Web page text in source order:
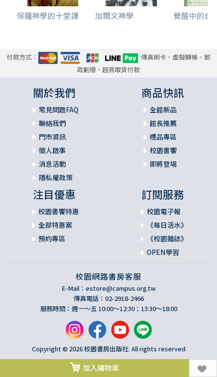
保羅神學的十堂課 加爾文神學 覺醒中的自
付款方式：
傳真刷卡、虛擬轉帳、郵
政劃撥、超商取貨付款
關於我們
常見問題FAQ
聯絡我們
門市資訊
徵人啟事
消息活動
隱私權政策
商品快訊
全館新品
館長推薦
禮品專區
校園書饗
即將登場
注目優惠
校園書饗特惠
全部特惠案
預約專區
訂閱服務
校園電子報
《每日活水》
《校園雜誌》
OPEN學習
校園網路書房客服
E-Mail： estore@campus.org.tw
傳真電話：02-2918-2466
服務時間：週一～五 10:00～12:30；13:30～18:00
Copyright © 2026 校園書房出版社. All rights reserved
加入購物車